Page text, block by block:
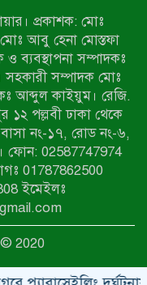
ডুবে নন্দীগ্রামের
মৃত্যু
হারিয়ে ভুয়া ডিবি
গণপিটুনির পর
তিন ক্যাটাগরিতে
অঙ্গনেও রয়েছে
দ্রুত গ্রেফতার ও
বিক্ষোভ ও
প্রকাশক: মোঃ
মোঃ আবু হেনা মোস্তফা
ও ব্যবস্থাপনা সম্পাদকঃ
সহকারী সম্পাদক মোঃ
আব্দুল কাইয়ুম। রেজি.
১২ পল্লবী ঢাকা থেকে
বাসা নং-১৭, রোড নং-৬,
ফোন: 02587747974
01787862500
ইমেইলঃ
2020